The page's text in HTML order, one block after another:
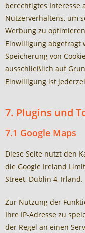
berechtigtes Interesse
Nutzerverhaltens, um
Werbung zu
Einwilligung abgefragt
Speicherung von
ausschließlich auf
Einwilligung ist
7. Plugins und
7.1 Google Maps
Diese Seite nutzt den
die Google Ireland
Street, Dublin 4, Irland.
Zur Nutzung der
Ihre IP-Adresse zu
der Regel an einen